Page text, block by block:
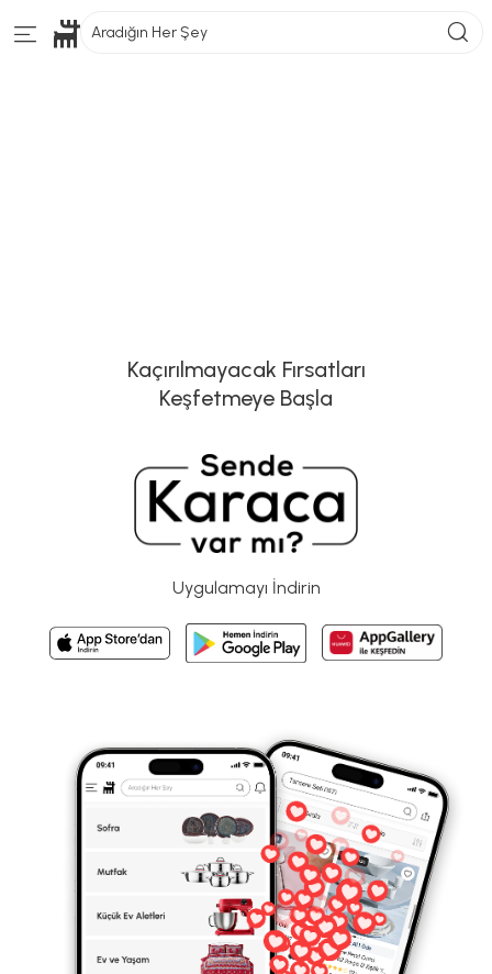
Aradığın Her Şey
Kaçırılmayacak Fırsatları
Keşfetmeye Başla
Uygulamayı İndirin